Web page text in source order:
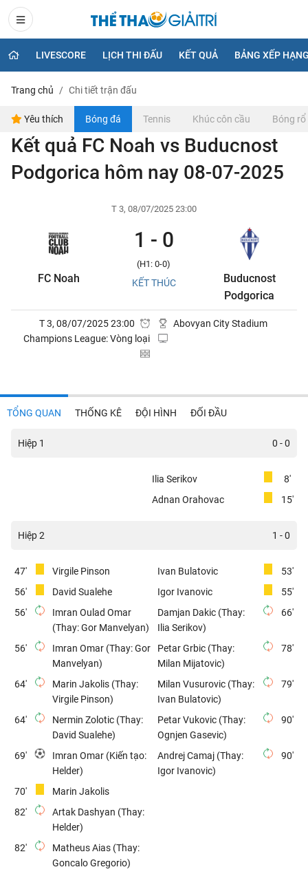
LIVESCORE LỊCH THI ĐẤU KẾT QUẢ BẢNG XẾP
Trang chủ Chi tiết trận đấu
Yêu thích Bóng đá Tennis Khúc côn cầu Bóng rổ
Kết quả FC Noah vs Buducnost
Podgorica hôm nay 08-07-2025
T 3, 08/07/2025 23:00
FC Noah
1 - 0
(H1: 0-0)
KẾT THÚC
Buducnost
Podgorica
T 3, 08/07/2025 23:00
Champions League: Vòng loại
Abovyan City Stadium
TỔNG QUAN THỐNG KÊ ĐỘI HÌNH ĐỐI ĐẦU
Hiệp 1 0 - 0
Ilia Serikov
8'
Adnan Orahovac
15'
Hiệp 2 1 - 0
47' Virgile Pinson Ivan Bulatovic
53'
56'
David Sualehe Igor Ivanovic
55'
56'
Imran Oulad Omar
(Thay: Gor Manvelyan)
Damjan Dakic (Thay:
Ilia Serikov)
66'
56'
Imran Omar (Thay: Gor
Manvelyan)
Petar Grbic (Thay:
Milan Mijatovic)
78'
64'
Marin Jakolis (Thay:
Virgile Pinson)
Milan Vusurovic (Thay:
Ivan Bulatovic)
79'
64'
Nermin Zolotic (Thay:
David Sualehe)
Petar Vukovic (Thay:
Ognjen Gasevic)
90'
69'
Imran Omar (Kiến tạo:
Helder)
Andrej Camaj (Thay:
Igor Ivanovic)
90'
70'
Marin Jakolis
82'
Artak Dashyan (Thay:
Helder)
82'
Matheus Aias (Thay:
Goncalo Gregorio)